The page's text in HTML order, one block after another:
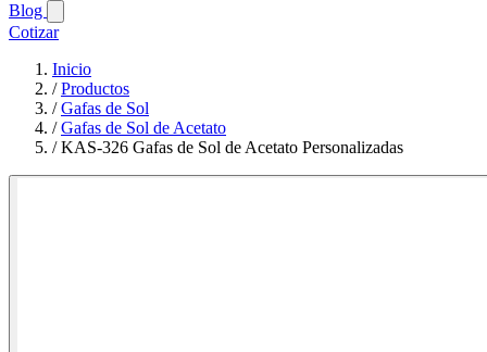
Blog
Cotizar
Inicio
/Productos
/Gafas de Sol
/Gafas de Sol de Acetato
/KAS-326 Gafas de Sol de Acetato Personalizadas